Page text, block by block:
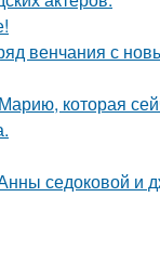
венчания с
которая
седоковой и